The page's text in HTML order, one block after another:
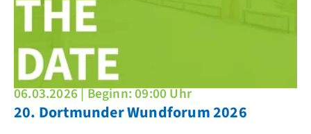
06.03.2026 | Beginn: 09:00 Uhr
20. Dortmunder Wundforum 2026